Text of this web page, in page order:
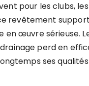
pour les clubs,
revêtement
en œuvre
drainage perd en
ses qualités